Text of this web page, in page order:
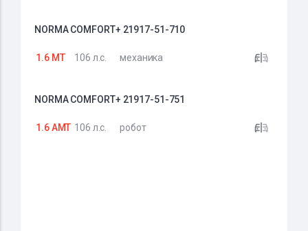
NORMA COMFORT+ 21917-51-710
1.6 MT 106 л.с. механика
NORMA COMFORT+ 21917-51-751
1.6 AMT 106 л.с. робот